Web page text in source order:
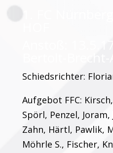
Schiedsrichter:
Aufgebot FFC:
Spörl, Penzel,
Zahn, Härtl, Pawlik,
Möhrle S., Fischer,